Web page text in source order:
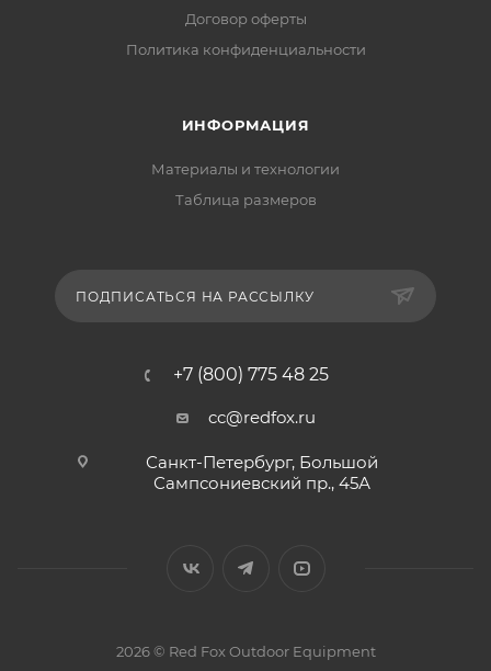
Договор оферты
Политика конфиденциальности
ИНФОРМАЦИЯ
Материалы и технологии
Таблица размеров
ПОДПИСАТЬСЯ НА РАССЫЛКУ
+7 (800) 775 48 25
cc@redfox.ru
Санкт-Петербург, Большой
Сампсониевский пр., 45А
2026 © Red Fox Outdoor Equipment